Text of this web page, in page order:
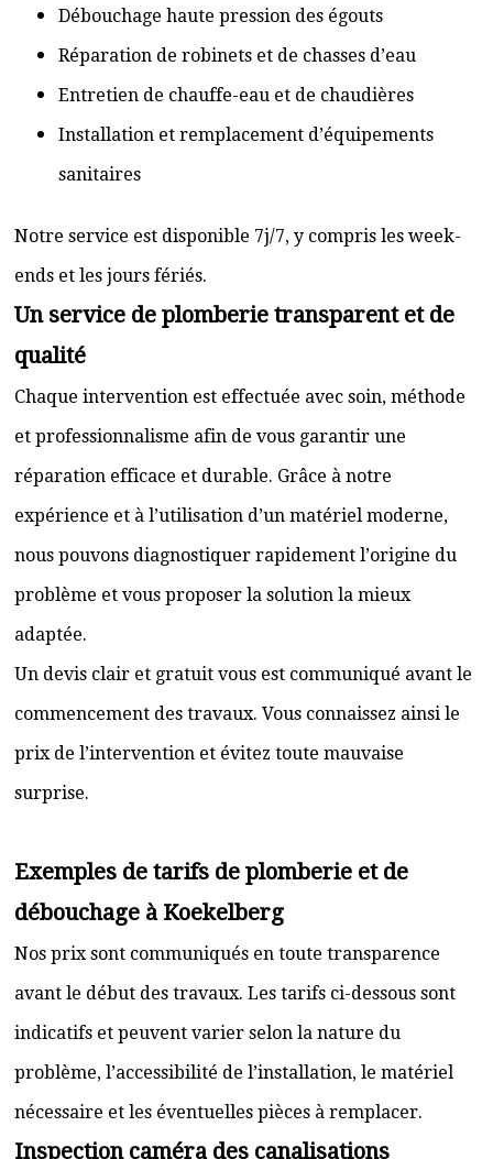
Débouchage haute pression des égouts
Réparation de robinets et de chasses d’eau
Entretien de chauffe-eau et de chaudières
Installation et remplacement d’équipements
sanitaires
Notre service est disponible 7j/7, y compris les week-
ends et les jours fériés.
Un service de plomberie transparent et de
qualité
Chaque intervention est effectuée avec soin, méthode
et professionnalisme afin de vous garantir une
réparation efficace et durable. Grâce à notre
expérience et à l’utilisation d’un matériel moderne,
nous pouvons diagnostiquer rapidement l’origine du
problème et vous proposer la solution la mieux
adaptée.
Un devis clair et gratuit vous est communiqué avant le
commencement des travaux. Vous connaissez ainsi le
prix de l’intervention et évitez toute mauvaise
surprise.
Exemples de tarifs de plomberie et de
débouchage à Koekelberg
Nos prix sont communiqués en toute transparence
avant le début des travaux. Les tarifs ci-dessous sont
indicatifs et peuvent varier selon la nature du
problème, l’accessibilité de l’installation, le matériel
nécessaire et les éventuelles pièces à remplacer.
Inspection caméra des canalisations